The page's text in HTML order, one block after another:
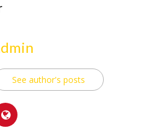
See author's posts